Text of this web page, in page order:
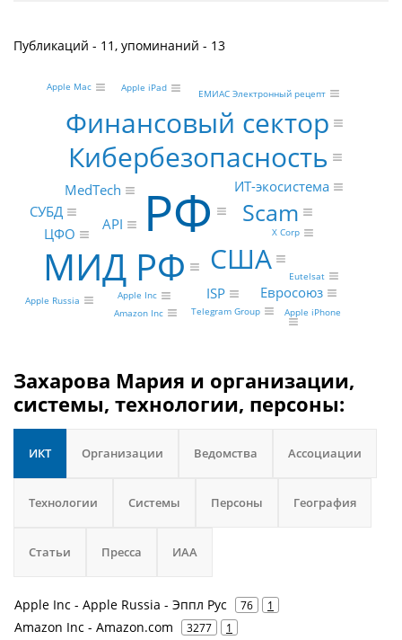
Публикаций - 11, упоминаний - 13
РФ
МИД РФ
Кибербезопасность
США
Финансовый сектор
Scam
MedTech
API
СУБД
ИТ-экосистема
ISP Евросоюз
ЦФО
Apple Russia
Amazon Inc
X Corp
Apple Inc
Telegram Group
Eutelsat
ЕМИАС Электронный рецепт
Apple iPhone
Apple iPad
Apple Mac
Захарова Мария и организации,
системы, технологии, персоны:
ИКТ Организации Ведомства Ассоциации
Технологии Системы Персоны География
Статьи Пресса ИАА
Apple Inc - Apple Russia - Эппл Рус 76 1
Amazon Inc - Amazon.com 3277 1